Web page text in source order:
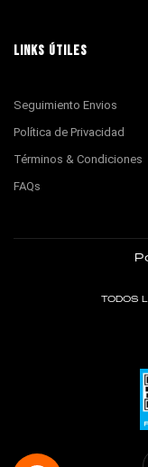
LINKS ÚTILES
Seguimiento Envios
Política de Privacidad
Términos & Condiciones
FAQs
TODOS